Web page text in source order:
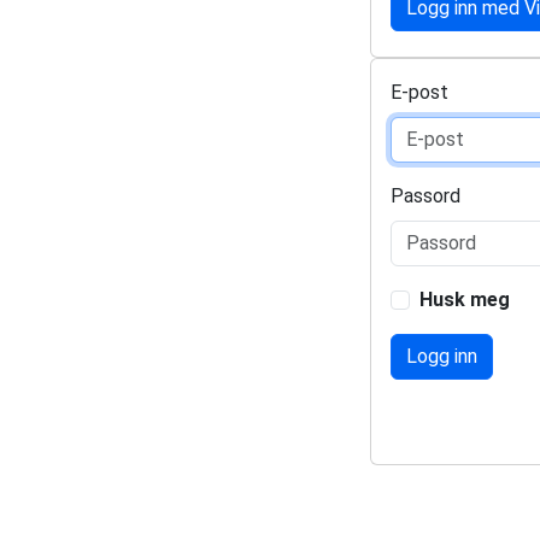
Logg inn med
E-post
Passord
Husk meg
Logg inn